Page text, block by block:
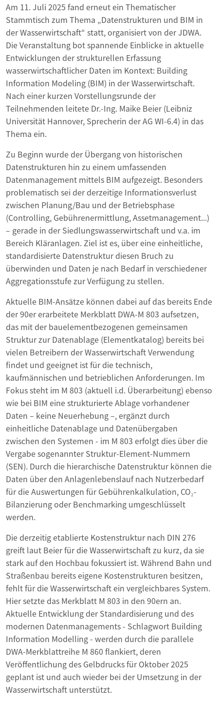
Am 11. Juli 2025 fand erneut ein Thematischer
Stammtisch zum Thema „Datenstrukturen und BIM in
der Wasserwirtschaft“ statt, organisiert von der JDWA.
Die Veranstaltung bot spannende Einblicke in aktuelle
Entwicklungen der strukturellen Erfassung
wasserwirtschaftlicher Daten im Kontext: Building
Information Modeling (BIM) in der Wasserwirtschaft.
Nach einer kurzen Vorstellungsrunde der
Teilnehmenden leitete Dr.-Ing. Maike Beier (Leibniz
Universität Hannover, Sprecherin der AG WI-6.4) in das
Thema ein.
Zu Beginn wurde der Übergang von historischen
Datenstrukturen hin zu einem umfassenden
Datenmanagement mittels BIM aufgezeigt. Besonders
problematisch sei der derzeitige Informationsverlust
zwischen Planung/Bau und der Betriebsphase
(Controlling, Gebührenermittlung, Assetmanagement...)
– gerade in der Siedlungswasserwirtschaft und v.a. im
Bereich Kläranlagen. Ziel ist es, über eine einheitliche,
standardisierte Datenstruktur diesen Bruch zu
überwinden und Daten je nach Bedarf in verschiedener
Aggregationsstufe zur Verfügung zu stellen.
Aktuelle BIM-Ansätze können dabei auf das bereits Ende
der 90er erarbeitete Merkblatt DWA-M 803 aufsetzen,
das mit der bauelementbezogenen gemeinsamen
Struktur zur Datenablage (Elementkatalog) bereits bei
vielen Betreibern der Wasserwirtschaft Verwendung
findet und geeignet ist für die technisch,
kaufmännischen und betrieblichen Anforderungen. Im
Fokus steht im M 803 (aktuell i.d. Überarbeitung) ebenso
wie bei BIM eine strukturierte Ablage vorhandener
Daten – keine Neuerhebung –, ergänzt durch
einheitliche Datenablage und Datenübergaben
zwischen den Systemen - im M 803 erfolgt dies über die
Vergabe sogenannter Struktur-Element-Nummern
(SEN). Durch die hierarchische Datenstruktur können die
Daten über den Anlagenlebenslauf nach Nutzerbedarf
für die Auswertungen für Gebührenkalkulation, CO₂-
Bilanzierung oder Benchmarking umgeschlüsselt
werden.
Die derzeitig etablierte Kostenstruktur nach DIN 276
greift laut Beier für die Wasserwirtschaft zu kurz, da sie
stark auf den Hochbau fokussiert ist. Während Bahn und
Straßenbau bereits eigene Kostenstrukturen besitzen,
fehlt für die Wasserwirtschaft ein vergleichbares System.
Hier setzte das Merkblatt M 803 in den 90ern an.
Aktuelle Entwicklung der Standardisierung und des
modernen Datenmanagements - Schlagwort Building
Information Modelling - werden durch die parallele
DWA-Merkblattreihe M 860 flankiert, deren
Veröffentlichung des Gelbdrucks für Oktober 2025
geplant ist und auch wieder bei der Umsetzung in der
Wasserwirtschaft unterstützt.